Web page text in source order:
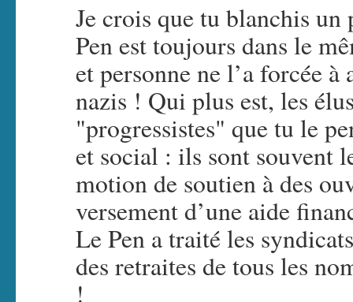
Je crois que tu blanchis
Pen est toujours dans le
et personne ne l’a forcée
nazis ! Qui plus est, les
"progressistes" que tu le
et social : ils sont souvent
motion de soutien à des
versement d’une aide
Le Pen a traité les
des retraites de tous les
!